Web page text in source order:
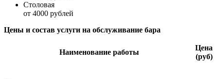
Столовая
от 4000 рублей
Цены и состав услуги на обслуживание бара
Наименование работы
Цена
(руб)